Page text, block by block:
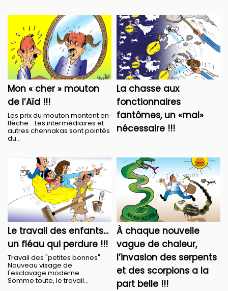
Mon « cher » mouton
de l’Aïd !!!
Les prix du mouton montent en
flèche... Les intermédiaires et
autres chennakas sont pointés
du...
La chasse aux
fonctionnaires
fantômes, un «mal»
nécessaire !!!
Le travail des enfants…
un fléau qui perdure !!!
Travail des "petites bonnes":
Nouveau visage de
l'esclavage moderne…
Somme toute, le travail...
À chaque nouvelle
vague de chaleur,
l’invasion des serpents
et des scorpions a la
part belle !!!